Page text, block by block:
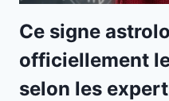
Ce signe
officiellement
selon les